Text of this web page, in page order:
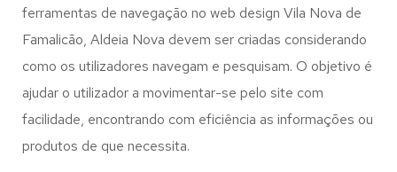
ferramentas de navegação no web design Vila Nova de
Famalicão, Aldeia Nova devem ser criadas considerando
como os utilizadores navegam e pesquisam. O objetivo é
ajudar o utilizador a movimentar-se pelo site com
facilidade, encontrando com eficiência as informações ou
produtos de que necessita.